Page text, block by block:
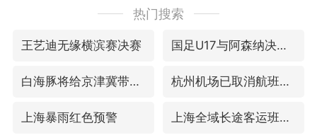
热门搜索
王艺迪无缘横滨赛决赛 国足U17与阿森纳决赛取消 并列冠军
白海豚将给京津冀带来大暴雨 杭州机场已取消航班388架次
上海暴雨红色预警 上海全域长途客运班次全部停运